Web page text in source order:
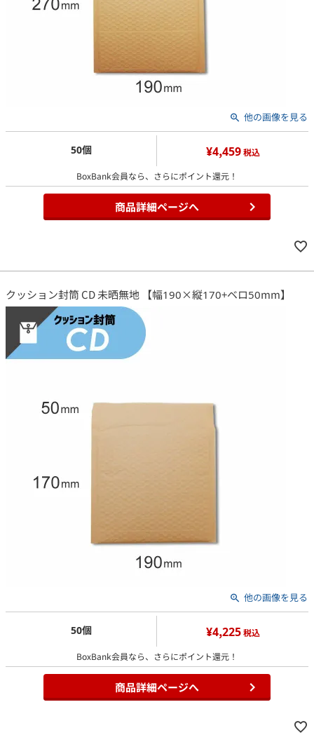
他の画像を見る
50個 ¥4,459 税込
BoxBank会員なら、さらにポイント還元！
商品詳細ページへ
クッション封筒 CD 未晒無地 【幅190×縦170+ベロ50mm】
他の画像を見る
50個 ¥4,225 税込
BoxBank会員なら、さらにポイント還元！
商品詳細ページへ